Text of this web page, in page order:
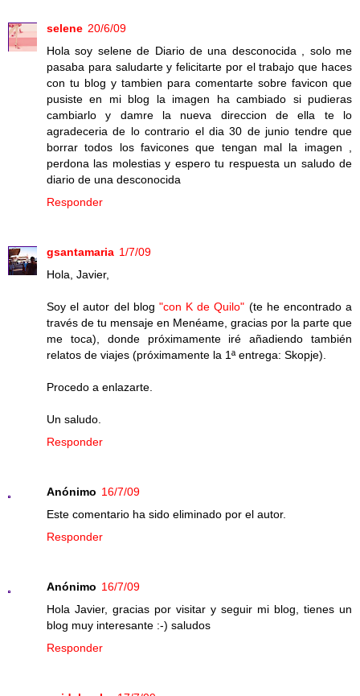
selene 20/6/09
Hola soy selene de Diario de una desconocida , solo me
pasaba para saludarte y felicitarte por el trabajo que haces
con tu blog y tambien para comentarte sobre favicon que
pusiste en mi blog la imagen ha cambiado si pudieras
cambiarlo y damre la nueva direccion de ella te lo
agradeceria de lo contrario el dia 30 de junio tendre que
borrar todos los favicones que tengan mal la imagen ,
perdona las molestias y espero tu respuesta un saludo de
diario de una desconocida
Responder
gsantamaria 1/7/09
Hola, Javier,
Soy el autor del blog "con K de Quilo" (te he encontrado a
través de tu mensaje en Menéame, gracias por la parte que
me toca), donde próximamente iré añadiendo también
relatos de viajes (próximamente la 1ª entrega: Skopje).
Procedo a enlazarte.
Un saludo.
Responder
Anónimo 16/7/09
Este comentario ha sido eliminado por el autor.
Responder
Anónimo 16/7/09
Hola Javier, gracias por visitar y seguir mi blog, tienes un
blog muy interesante :-) saludos
Responder